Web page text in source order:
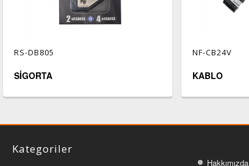
RS-DB805
SİGORTA
NF-CB24V
KABLO
Kategoriler
Hakkımızda